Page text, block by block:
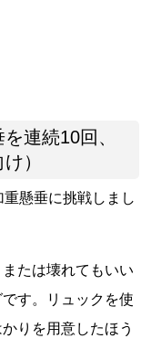
連続10回、
）
懸垂に挑戦しまし
たは壊れてもいい
す。リュックを使
りを用意したほう